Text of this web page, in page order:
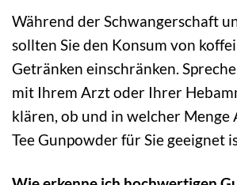
Während der Schwangerschaft
sollten Sie den Konsum von
Getränken einschränken.
mit Ihrem Arzt oder Ihrer
klären, ob und in welcher
Tee Gunpowder für Sie geeignet